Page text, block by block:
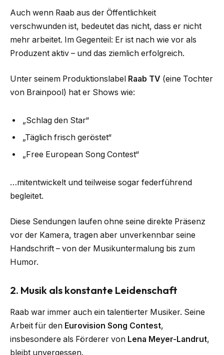
Auch wenn Raab aus der Öffentlichkeit
verschwunden ist, bedeutet das nicht, dass er nicht
mehr arbeitet. Im Gegenteil: Er ist nach wie vor als
Produzent aktiv – und das ziemlich erfolgreich.
Unter seinem Produktionslabel Raab TV (eine Tochter
von Brainpool) hat er Shows wie:
„Schlag den Star“
„Täglich frisch geröstet“
„Free European Song Contest“
…mitentwickelt und teilweise sogar federführend
begleitet.
Diese Sendungen laufen ohne seine direkte Präsenz
vor der Kamera, tragen aber unverkennbar seine
Handschrift – von der Musikuntermalung bis zum
Humor.
2. Musik als konstante Leidenschaft
Raab war immer auch ein talentierter Musiker. Seine
Arbeit für den Eurovision Song Contest,
insbesondere als Förderer von Lena Meyer-Landrut,
bleibt unvergessen.